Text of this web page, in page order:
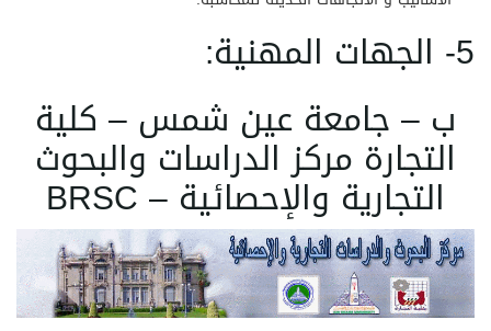
5- الجهات المهنية:
ب – جامعة عين شمس – كلية
التجارة مركز الدراسات والبحوث
التجارية والإحصائية – BRSC